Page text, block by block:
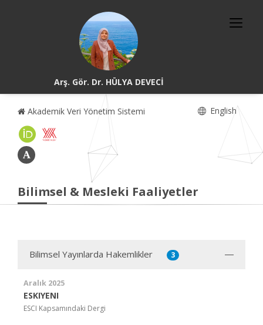
Arş. Gör. Dr. HÜLYA DEVECİ
Akademik Veri Yönetim Sistemi English
Bilimsel & Mesleki Faaliyetler
Bilimsel Yayınlarda Hakemlikler 3
Aralık 2025
ESKIYENI
ESCI Kapsamındaki Dergi